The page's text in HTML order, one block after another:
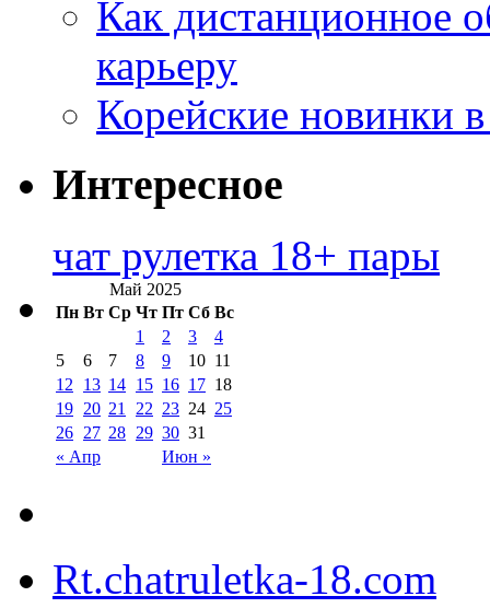
Как дистанционное
карьеру
Корейские новинки
Интересное
чат рулетка 18+ пары
Май 2025
Пн Вт Ср Чт Пт Сб Вс
« Апр Июн »
1 2 3
4
5
6 7 8 9 10 11
12
13 14 15 16 17 18
19 20 21 22 23 24 25
26 27 28 29 30 31
Rt.chatruletka-18.com